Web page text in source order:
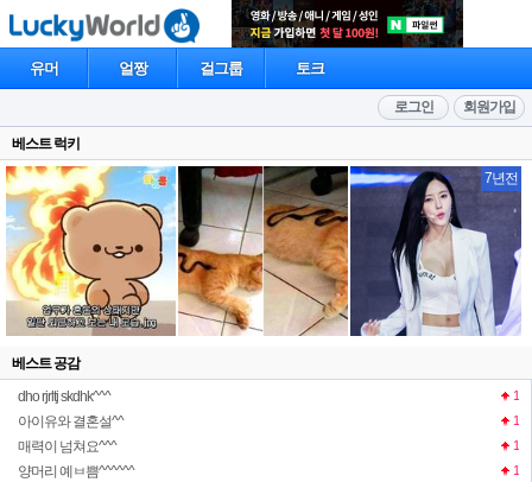
유머 얼짱 걸그룹 토크
회원가입
로그인
베스트 럭키
7년전
베스트 공감
dho rjrltj skdhk^^^
1
아이유와 결혼설^^ 1
매력이 넘쳐요^^^ 1
양머리 예ㅂ쁨^^^^^^ 1